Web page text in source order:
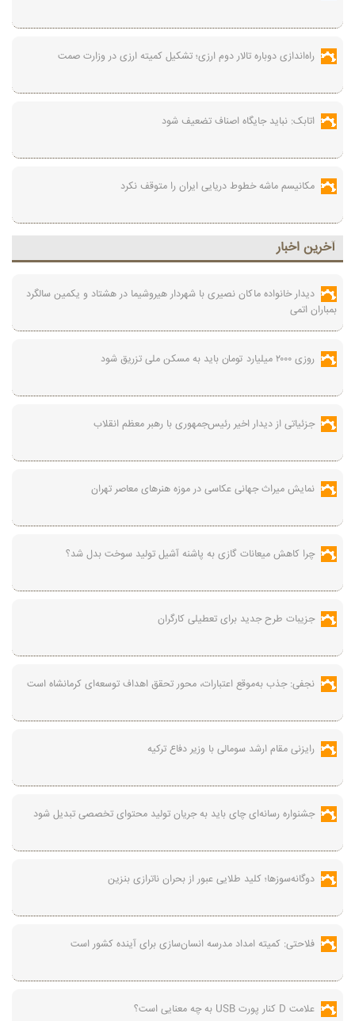
راه‌اندازی دوباره تالار دوم ارزی؛ تشکیل کمیته ارزی در وزارت صمت
اتابک: نباید جایگاه اصناف تضعیف شود
مکانیسم ماشه خطوط دریایی ایران را متوقف نکرد
آخرين اخبار
دیدار خانواده ماکان نصیری با شهردار هیروشیما در هشتاد و یکمین سالگرد
بمباران اتمی
روزی ۲۰۰۰ میلیارد تومان باید به مسکن ملی تزریق شود
جزئیاتی از دیدار اخیر رئیس‌جمهوری با رهبر معظم انقلاب
نمایش میراث جهانی عکاسی در موزه هنرهای معاصر تهران
چرا کاهش میعانات گازی به پاشنه آشیل تولید سوخت بدل شد؟
جزیبات طرح جدید برای تعطیلی کارگران
نجفی: جذب به‌موقع اعتبارات، محور تحقق اهداف توسعه‌ای کرمانشاه است
رایزنی مقام ارشد سومالی با وزیر دفاع ترکیه
جشنواره رسانه‌ای چای باید به جریان تولید محتوای تخصصی تبدیل شود
دوگانه‌سوزها؛ کلید طلایی عبور از بحران ناترازی بنزین
فلاحتی: کمیته امداد مدرسه انسان‌سازی برای آینده کشور است
علامت D کنار پورت USB به چه معنایی است؟